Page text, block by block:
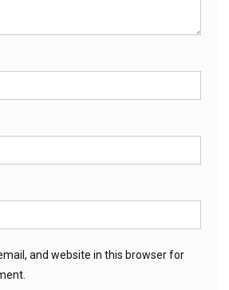
and website in this browser for